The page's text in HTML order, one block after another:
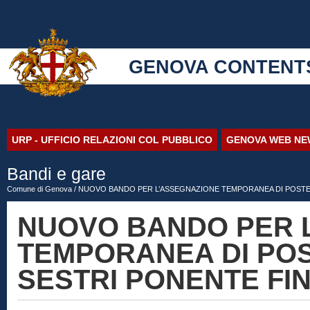
GENOVA
URP - UFFICIO RELAZIONI COL PUBBLICO GENOVA WEB
Bandi e gare
Comune di Genova / NUOVO BANDO PER L’ASSEGNAZIONE TEMPORANEA DI
NUOVO BANDO PER
TEMPORANEA DI
SESTRI PONENTE